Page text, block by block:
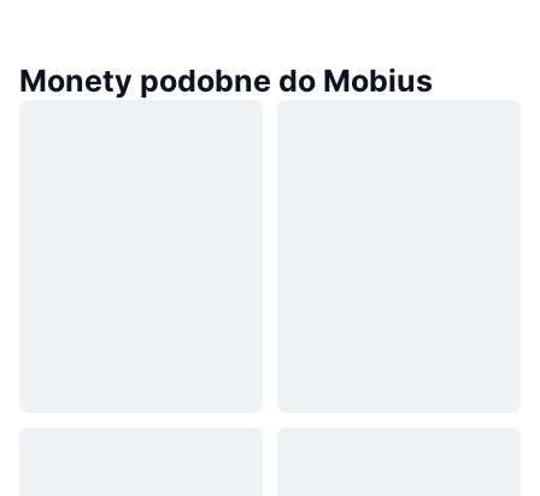
Monety podobne do Mobius